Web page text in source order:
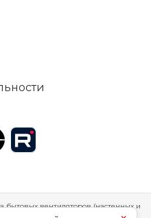
бытовых вентиляторов (настенных и
маркетинговых